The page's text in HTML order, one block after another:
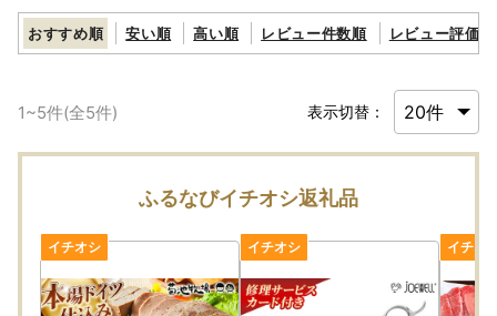
おすすめ順 安い順 高い順 レビュー件数順 レビュー評価順
1~5件(全5件) 表示切替：
ふるなびイチオシ返礼品